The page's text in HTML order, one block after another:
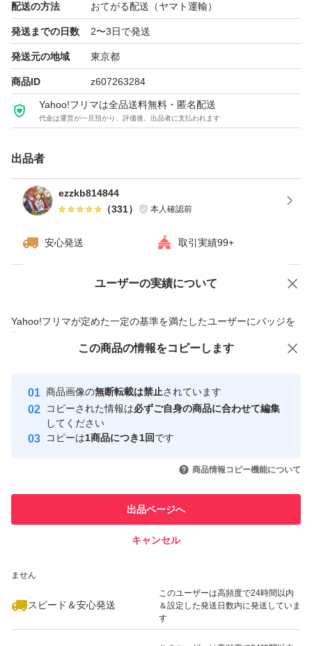
判断をお願いいたします。
数値は前後するため保証は出来ません。商品ページを参考
ください。(完璧な数値や状態を求められる方は落札をお
控えください)
の破損によるものが大半のため、Yahooの商品満足サポー
トでご対応をお願いいたします。尚、自身で計測した数値
と異なっているや希望のパフォーマンスではなかった等は
対応出来ませんので、ご理解いただける場合のみご落札く
を控えております
［配送方法］ヤマト運輸 宅急便コンパクト
［配送方法の変更］「配送方法が不安」という方が過去に
いました。そのためご希望があれば、ご購入手続き前に商
配送方法によっては追加料金が発生する場合があります
す
梱包方法に関するリクエストは受け付けておりません
［お値下げ交渉］値段交渉承諾後に購入されない場合、今
配送の方法 おてがる配送（ヤマト運輸）
発送までの日数 2〜3日で発送
発送元の地域 東京都
商品ID z607263284
Yahoo!フリマは全品送料無料・匿名配送
代金は運営が一旦預かり、評価後、出品者に支払われます
出品者
ezzkb814844
（331） 本人確認前
安心発送 取引実績99+
ユーザーの実績について
Yahoo!フリマが定めた一定の基準を満たしたユーザーにバッジを
付与しています
安心取引出品者
心・安全なユーザーです
取引実績
引を完了させた実績があります
での取引実績があります
ません
スピード＆安心発送
このユーザーは高頻度で24時間以内
＆設定した発送日数内に発送していま
す
価格の相談 商品への質問
この商品の情報をコピーします
商品画像の無断転載は禁止されています
コピーされた情報は必ずご自身の商品に合わせて編集
してください
コピーは1商品につき1回です
商品情報コピー機能について
出品ページへ
キャンセル
この商品をみている人にオススメ